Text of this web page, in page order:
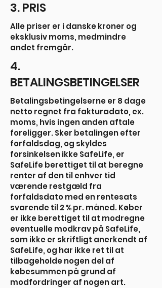
3. PRIS
Alle priser er i danske kroner og
eksklusiv moms, medmindre
andet fremgår.
4.
BETALINGSBETINGELSER
Betalingsbetingelserne er 8 dage
netto regnet fra fakturadato, ex.
moms, hvis ingen anden aftale
foreligger. Sker betalingen efter
forfaldsdag, og skyldes
forsinkelsen ikke SafeLife, er
SafeLife berettiget til at beregne
renter af den til enhver tid
værende restgæld fra
forfaldsdato med en rentesats
svarende til 2 % pr. måned. Køber
er ikke berettiget til at modregne
eventuelle modkrav på SafeLife,
som ikke er skriftligt anerkendt af
SafeLife, og har ikke ret til at
tilbageholde nogen del af
købesummen på grund af
modfordringer af nogen art.